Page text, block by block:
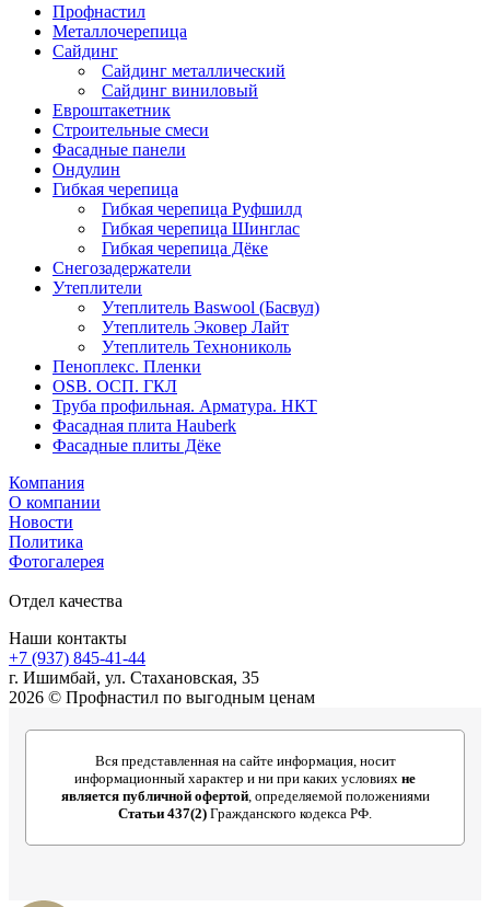
Профнастил
Металлочерепица
Сайдинг
Сайдинг металлический
Сайдинг виниловый
Евроштакетник
Строительные смеси
Фасадные панели
Ондулин
Гибкая черепица
Гибкая черепица Руфшилд
Гибкая черепица Шинглас
Гибкая черепица Дёке
Снегозадержатели
Утеплители
Утеплитель Baswool (Басвул)
Утеплитель Эковер Лайт
Утеплитель Технониколь
Пеноплекс. Пленки
OSB. ОСП. ГКЛ
Труба профильная. Арматура. НКТ
Фасадная плита Hauberk
Фасадные плиты Дёке
Компания
О компании
Новости
Политика
Фотогалерея
Отдел качества
Наши контакты
+7 (937) 845-41-44
г. Ишимбай, ул. Стахановская, 35
2026 © Профнастил по выгодным ценам
Вся представленная на сайте информация, носит
информационный характер и ни при каких условиях не
является публичной офертой, определяемой положениями
Статьи 437(2) Гражданского кодекса РФ.